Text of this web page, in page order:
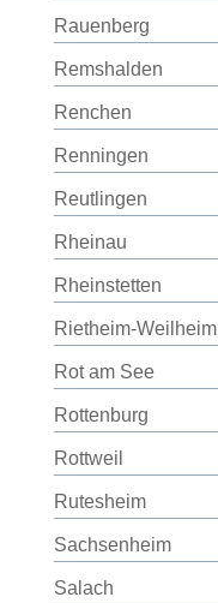
Rauenberg
Remshalden
Renchen
Renningen
Reutlingen
Rheinau
Rheinstetten
Rietheim-Weilheim
Rot am See
Rottenburg
Rottweil
Rutesheim
Sachsenheim
Salach